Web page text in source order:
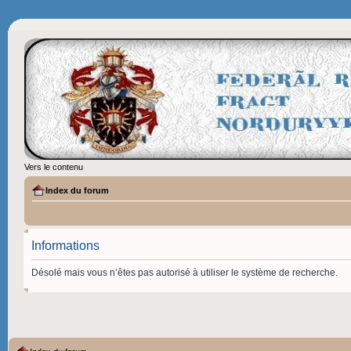
Vers le contenu
Index du forum
Informations
Désolé mais vous n’êtes pas autorisé à utiliser le système de recherche.